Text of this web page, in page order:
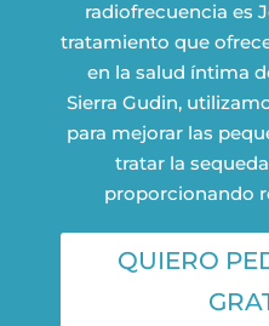
radiofrecuencia es
tratamiento que
en la salud íntima
Sierra Gudin,
para mejorar las
tratar la
proporcionando
QUIERO